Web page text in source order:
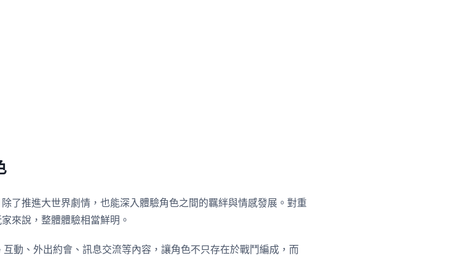
了推進大世界劇情，也能深入體驗角色之間的羈絆與情感發展。對重
來說，整體體驗相當鮮明。
動、外出約會、訊息交流等內容，讓角色不只存在於戰鬥編成，而